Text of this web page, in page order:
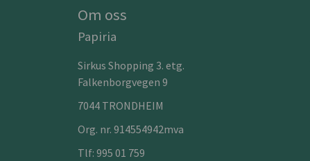
Om oss
Papiria
Sirkus Shopping 3. etg.
Falkenborgvegen 9
7044 TRONDHEIM
Org. nr. 914554942mva
Tlf: 995 01 759